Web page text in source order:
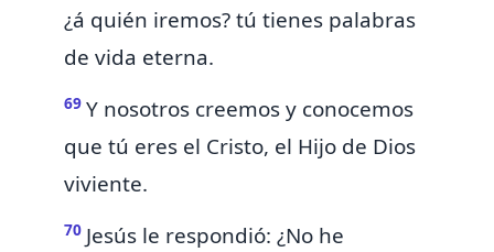
¿á quién iremos? tú tienes palabras
de vida eterna.
69 Y nosotros creemos y conocemos
que tú eres el Cristo, el Hijo de Dios
viviente.
70 Jesús le respondió: ¿No he